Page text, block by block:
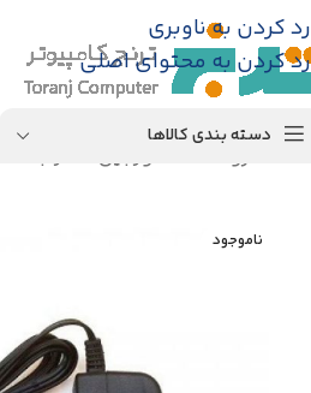
رد کردن به ناوبری
رد کردن به محتوای اصلی
دسته بندی کالاها
فروشگاه دوربین مدار بسته
ناموجود